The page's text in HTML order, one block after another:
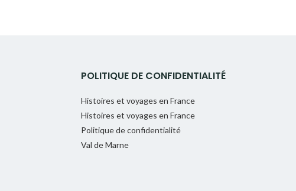
POLITIQUE DE CONFIDENTIALITÉ
Histoires et voyages en France
Histoires et voyages en France
Politique de confidentialité
Val de Marne